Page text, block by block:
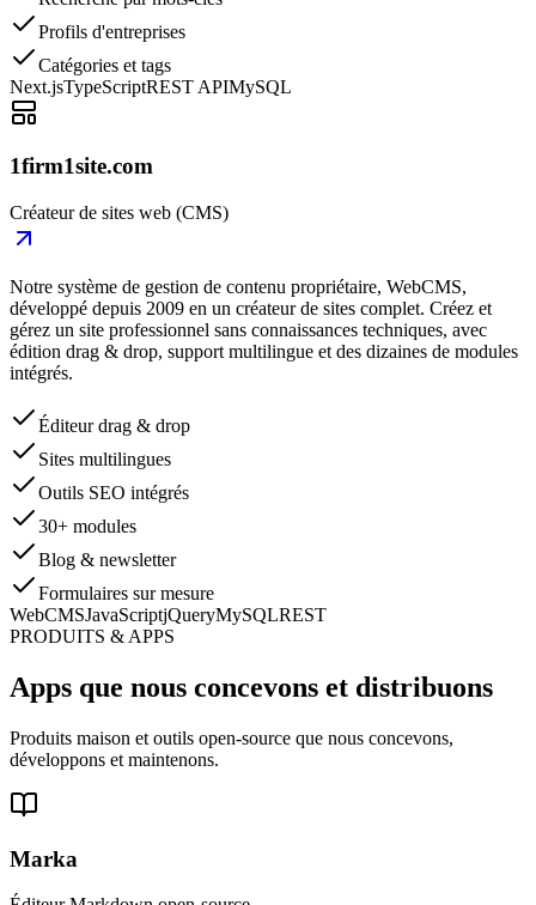
Profils d'entreprises
Catégories et tags
Next.jsTypeScriptREST APIMySQL
1firm1site.com
Créateur de sites web (CMS)
Notre système de gestion de contenu propriétaire, WebCMS,
développé depuis 2009 en un créateur de sites complet. Créez et
gérez un site professionnel sans connaissances techniques, avec
édition drag & drop, support multilingue et des dizaines de modules
intégrés.
Éditeur drag & drop
Sites multilingues
Outils SEO intégrés
30+ modules
Blog & newsletter
Formulaires sur mesure
WebCMSJavaScriptjQueryMySQLREST
PRODUITS & APPS
Apps que nous concevons et distribuons
Produits maison et outils open-source que nous concevons,
développons et maintenons.
Marka